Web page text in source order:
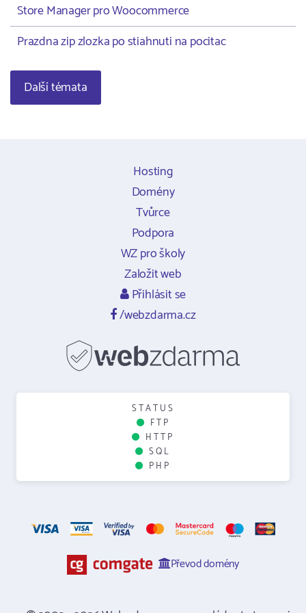
Store Manager pro Woocommerce
Prazdna zip zlozka po stiahnuti na pocitac
Další témata
Hosting
Domény
Tvůrce
Podpora
WZ pro školy
Založit web
Přihlásit se
/webzdarma.cz
STATUS
FTP
HTTP
SQL
PHP
Převod domény